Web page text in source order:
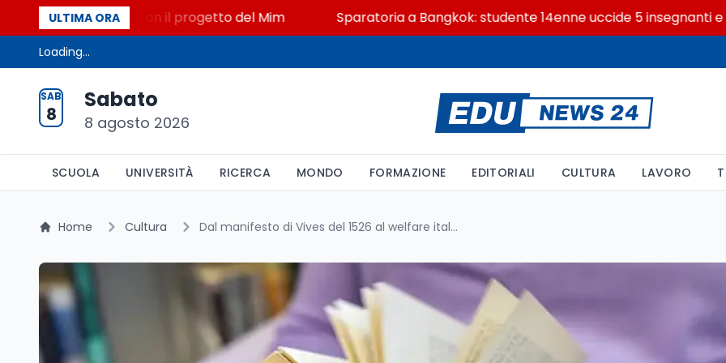
ULTIMA ORA
STEM a Lerici con il progetto del Mim Sparatoria a Bangkok: studente 14enne uccide 5 insegnanti e i nonni
Loading...
SAB
8
Sabato
8 agosto 2026
SCUOLA UNIVERSITÀ RICERCA MONDO FORMAZIONE EDITORIALI CULTURA LAVORO
Home Cultura Dal manifesto di Vives del 1526 al welfare italiano del 2024